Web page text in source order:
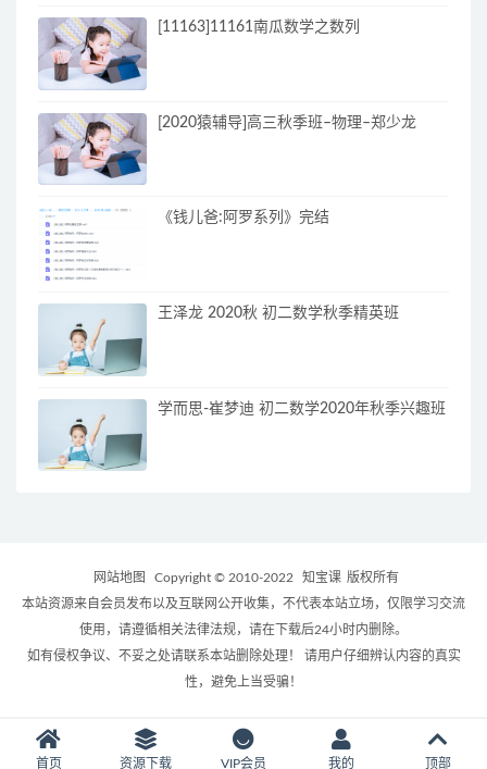
[11163]11161南瓜数学之数列
[2020猿辅导]高三秋季班–物理–郑少龙
《钱儿爸:阿罗系列》完结
王泽龙 2020秋 初二数学秋季精英班
学而思-崔梦迪 初二数学2020年秋季兴趣班
网站地图 Copyright © 2010-2022 知宝课 版权所有
本站资源来自会员发布以及互联网公开收集，不代表本站立场，仅限学习交流
使用，请遵循相关法律法规，请在下载后24小时内删除。
如有侵权争议、不妥之处请联系本站删除处理！ 请用户仔细辨认内容的真实
性，避免上当受骗！
首页 资源下载 VIP会员 我的 顶部